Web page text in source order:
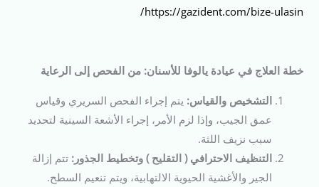
https://gazident.com/bize-ulasin/
خطة العلاج في عيادة يالوفا للأسنان: من الفحص إلى الرعاية
التشخيص والقياس: يتم إجراء الفحص السريري وقياس
عمق الجيب، وإذا لزم الأمر، إجراء الأشعة السينية لتحديد
سبب نزيف اللثة.
التنظيف الاحترافي ( التقليح ) وتخطيط الجذور:تتم إزالة
الجير والأغشية الحيوية الالتهابية، ويتم تنعيم السطح.